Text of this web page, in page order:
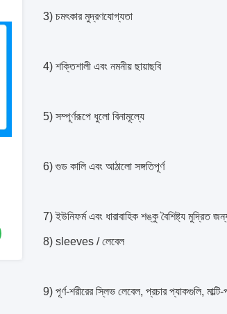
3) চমৎকার মুদ্রণযোগ্যতা
4) শক্তিশালী এবং নমনীয় ছায়াছবি
5) সম্পূর্ণরূপে ধুলো বিনামূল্যে
6) গুড কালি এবং আঠালো সঙ্গতিপূর্ণ
7) ইউনিফর্ম এবং ধারাবাহিক শঙ্কু বৈশিষ্ট্য মুদ্রিত
8) sleeves / লেবেল
9) পূর্ণ-শরীরের স্লিভ লেবেল, প্রচার প্যাকগুলি,